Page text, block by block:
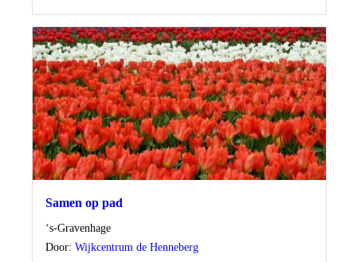
Samen op pad
Locatie
‘s-Gravenhage
Door: Wijkcentrum de Henneberg